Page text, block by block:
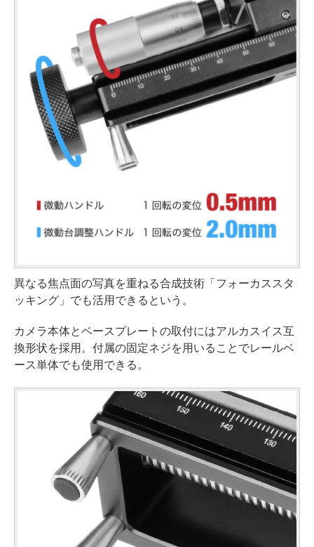
異なる焦点面の写真を重ねる合成技術「フォーカススタ
ッキング」でも活用できるという。
カメラ本体とベースプレートの取付にはアルカスイス互
換形状を採用。付属の固定ネジを用いることでレールベ
ース単体でも使用できる。